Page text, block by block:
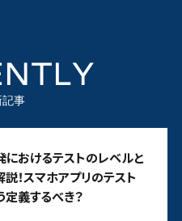
事
におけるテストのレベルと
説！スマホアプリのテスト
定義するべき？